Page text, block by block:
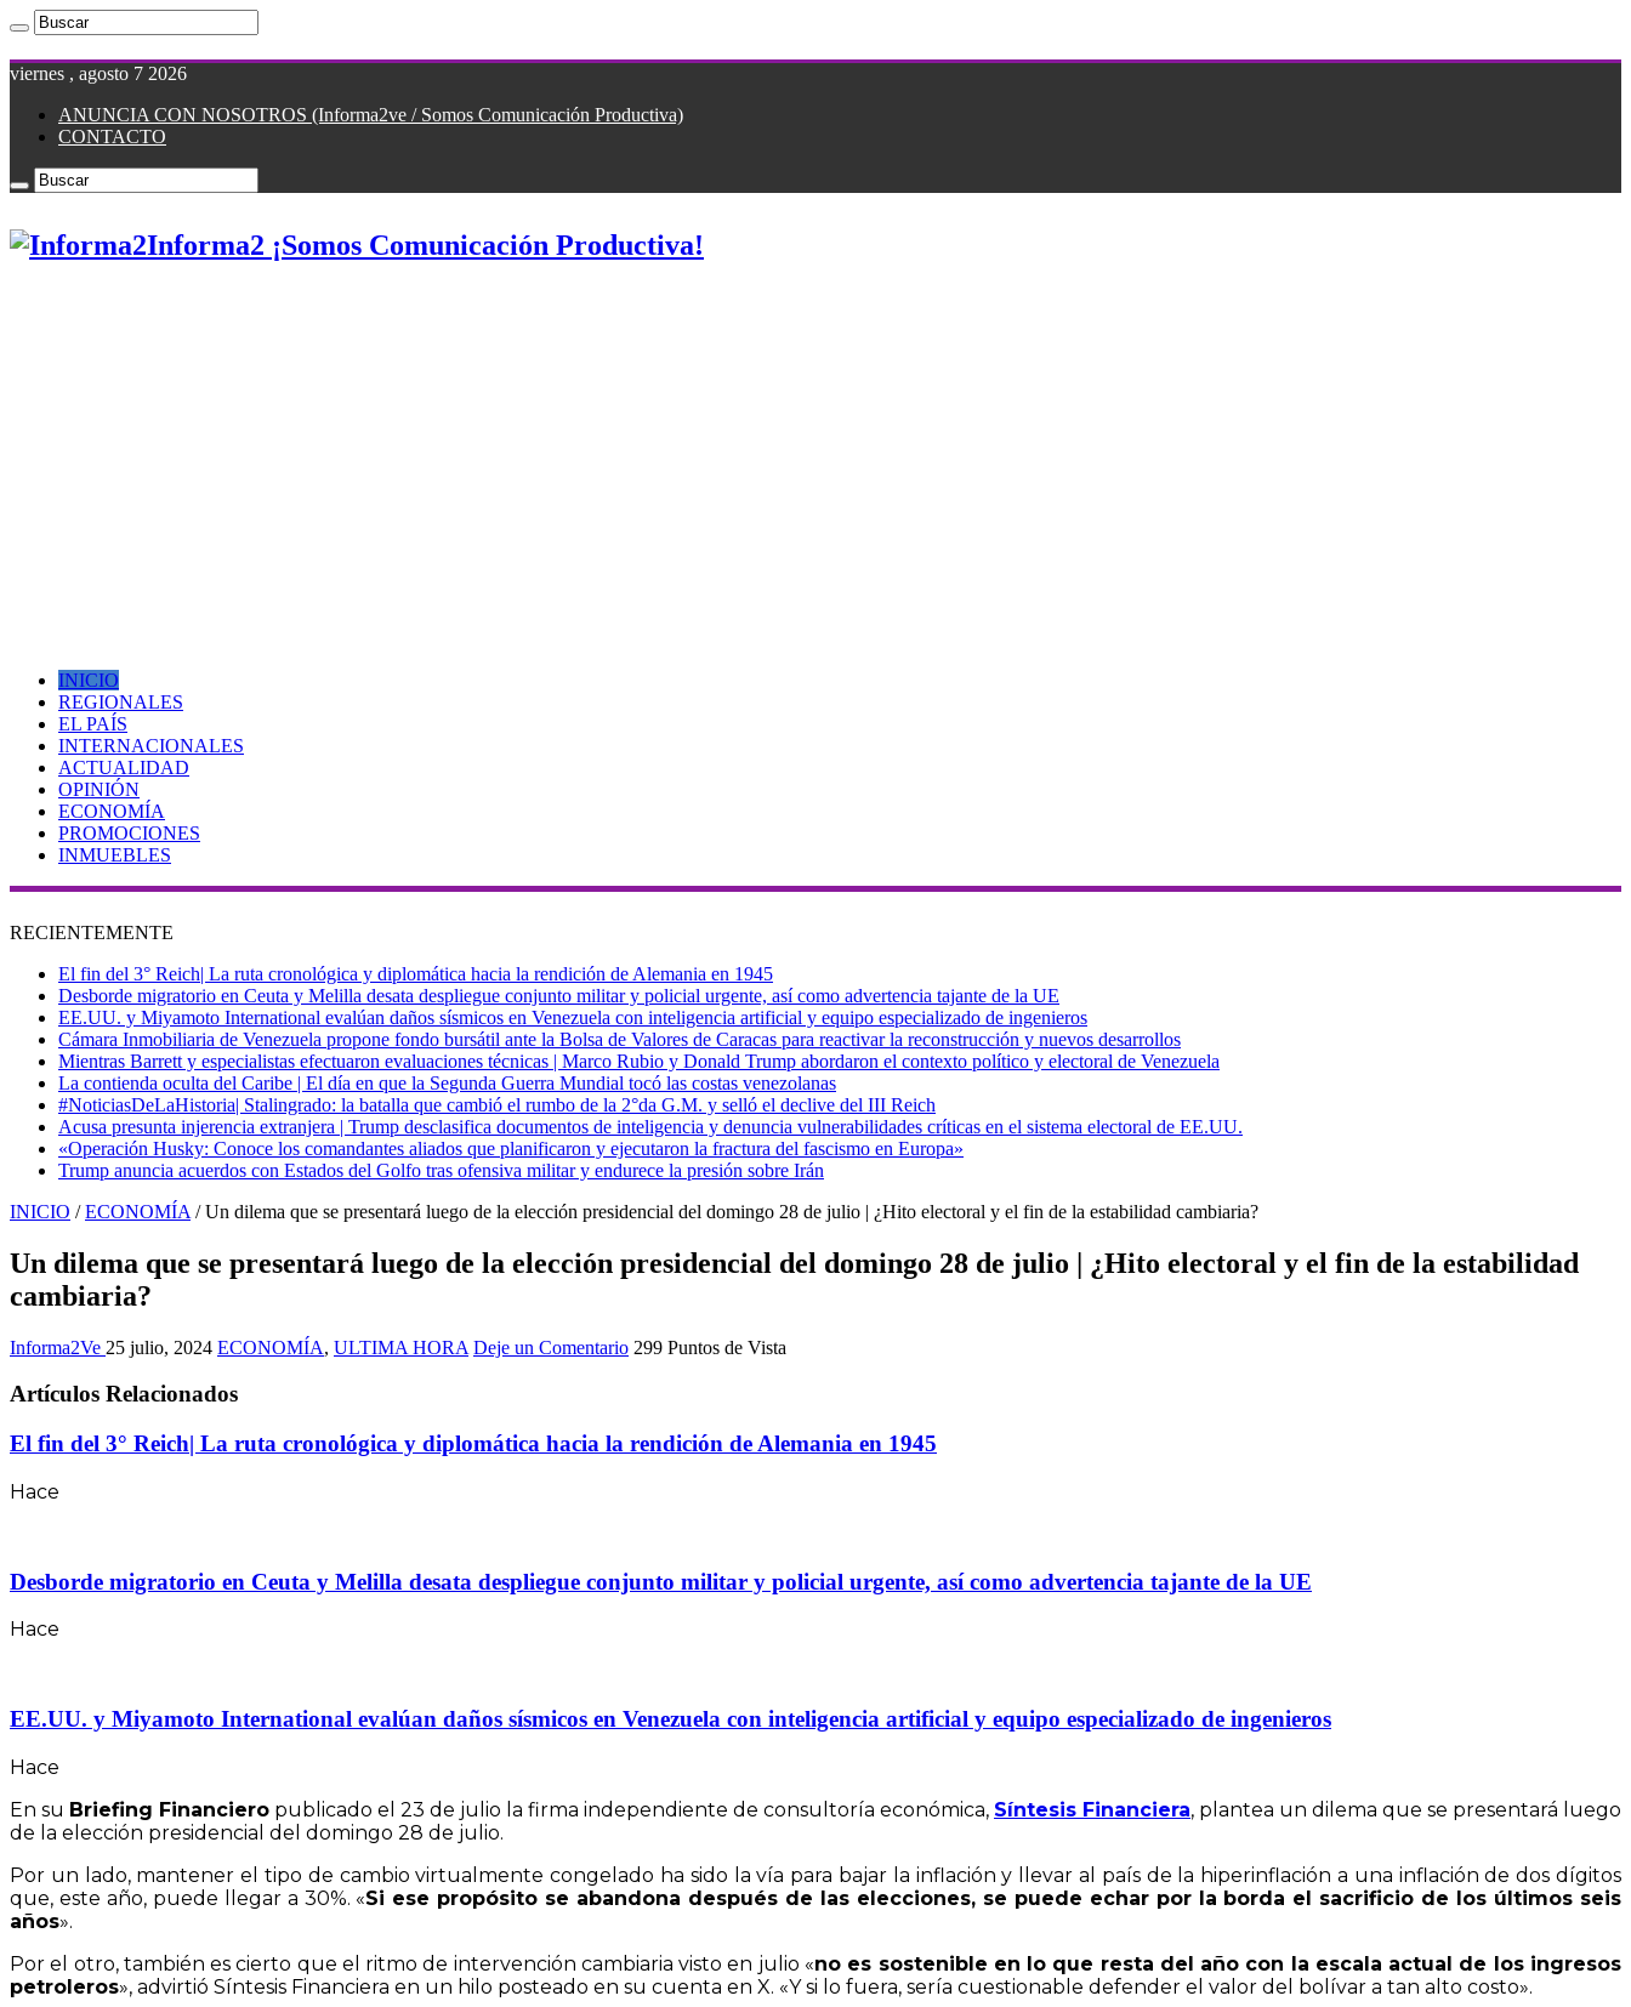
viernes , agosto 7 2026
ANUNCIA CON NOSOTROS (Informa2ve / Somos Comunicación Productiva)
CONTACTO
Informa2 ¡Somos Comunicación Productiva!
INICIO
REGIONALES
EL PAÍS
INTERNACIONALES
ACTUALIDAD
OPINIÓN
ECONOMÍA
PROMOCIONES
INMUEBLES
RECIENTEMENTE
El fin del 3° Reich| La ruta cronológica y diplomática hacia la rendición de Alemania en 1945
Desborde migratorio en Ceuta y Melilla desata despliegue conjunto militar y policial urgente, así como advertencia tajante de la UE
EE.UU. y Miyamoto International evalúan daños sísmicos en Venezuela con inteligencia artificial y equipo especializado de ingenieros
Cámara Inmobiliaria de Venezuela propone fondo bursátil ante la Bolsa de Valores de Caracas para reactivar la reconstrucción y nuevos desarrollos
Mientras Barrett y especialistas efectuaron evaluaciones técnicas | Marco Rubio y Donald Trump abordaron el contexto político y electoral de Venezuela
La contienda oculta del Caribe | El día en que la Segunda Guerra Mundial tocó las costas venezolanas
#NoticiasDeLaHistoria| Stalingrado: la batalla que cambió el rumbo de la 2°da G.M. y selló el declive del III Reich
Acusa presunta injerencia extranjera | Trump desclasifica documentos de inteligencia y denuncia vulnerabilidades críticas en el sistema electoral de EE.UU.
«Operación Husky: Conoce los comandantes aliados que planificaron y ejecutaron la fractura del fascismo en Europa»
Trump anuncia acuerdos con Estados del Golfo tras ofensiva militar y endurece la presión sobre Irán
INICIO / ECONOMÍA / Un dilema que se presentará luego de la elección presidencial del domingo 28 de julio | ¿Hito electoral y el fin de la estabilidad cambiaria?
Un dilema que se presentará luego de la elección presidencial del domingo 28 de julio | ¿Hito electoral y el fin de la estabilidad
cambiaria?
Informa2Ve 25 julio, 2024 ECONOMÍA, ULTIMA HORA Deje un Comentario 299 Puntos de Vista
Artículos Relacionados
El fin del 3° Reich| La ruta cronológica y diplomática hacia la rendición de Alemania en 1945
Hace
Desborde migratorio en Ceuta y Melilla desata despliegue conjunto militar y policial urgente, así como advertencia tajante de la UE
Hace
EE.UU. y Miyamoto International evalúan daños sísmicos en Venezuela con inteligencia artificial y equipo especializado de ingenieros
Hace
En su Briefing Financiero publicado el 23 de julio la firma independiente de consultoría económica, Síntesis Financiera, plantea un dilema que se presentará luego
de la elección presidencial del domingo 28 de julio.
Por un lado, mantener el tipo de cambio virtualmente congelado ha sido la vía para bajar la inflación y llevar al país de la hiperinflación a una inflación de dos dígitos
que, este año, puede llegar a 30%. «Si ese propósito se abandona después de las elecciones, se puede echar por la borda el sacrificio de los últimos seis
años».
Por el otro, también es cierto que el ritmo de intervención cambiaria visto en julio «no es sostenible en lo que resta del año con la escala actual de los ingresos
petroleros», advirtió Síntesis Financiera en un hilo posteado en su cuenta en X. «Y si lo fuera, sería cuestionable defender el valor del bolívar a tan alto costo».